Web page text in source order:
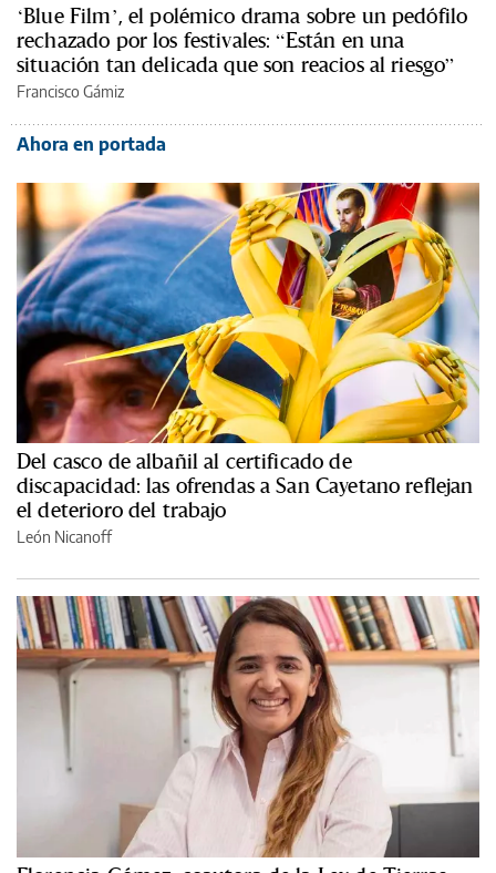
‘Blue Film’, el polémico drama sobre un pedófilo
rechazado por los festivales: “Están en una
situación tan delicada que son reacios al riesgo”
Francisco Gámiz
Ahora en portada
Del casco de albañil al certificado de
discapacidad: las ofrendas a San Cayetano reflejan
el deterioro del trabajo
León Nicanoff